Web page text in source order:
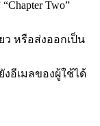
Two”
หรือส่งออกเป็น
อีเมลของผู้ใช้ได้